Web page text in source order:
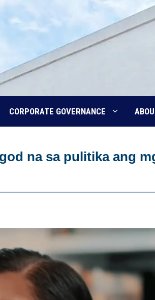
CORPORATE GOVERNANCE
na sa pulitika ang